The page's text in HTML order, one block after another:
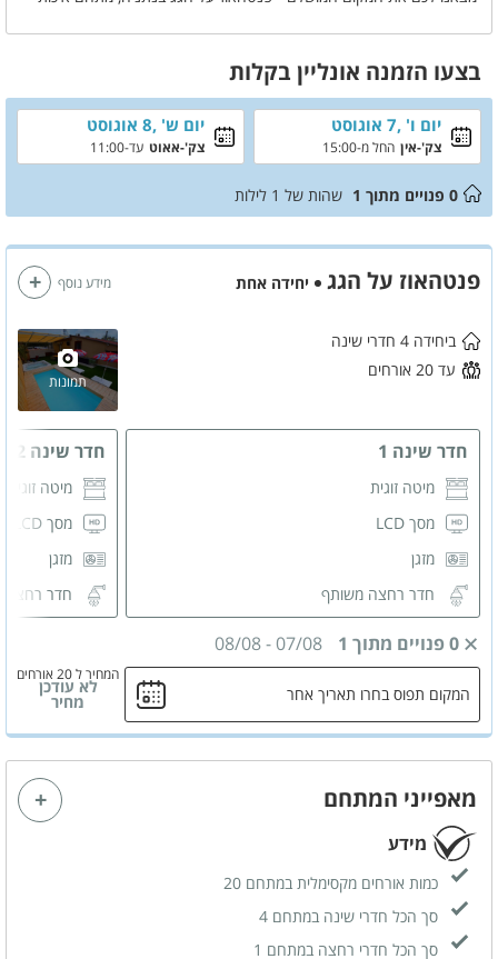
במתחם תוכלו להנות מבריכת שחיה מפנקת, ג'קוזי ספא שישדרג לכם את
החופשה, 4 חדרי שינה מרווחים
ואסתטיים, פינות ישיבה ועוד!
מחכים לארח אותכם בפנטהאוז על הגג!
בצעו הזמנה אונליין בקלות
יום ו' ,7 אוגוסט
צק'-אין החל מ-15:00
יום ש' ,8 אוגוסט
צק'-אאוט עד-11:00
0 פנויים מתוך 1 שהות של 1 לילות
פנטהאוז על הגג יחידה אחת
תמונות
ביחידה 4 חדרי שינה
עד 20 אורחים
חדר שינה 1
מיטה זוגית
מסך LCD
מזגן
חדר רחצה משותף
חדר שינה 2
מיטה זוגית
מסך LCD
מזגן
חדר
מידע נוסף
המחיר ל 20 אורחים
0 פנויים מתוך 1 07/08
-
08/08
לא עודכן
מחיר המקום תפוס בחרו תאריך אחר
מאפייני המתחם
מידע
כמות אורחים מקסימלית במתחם 20
סך הכל חדרי שינה במתחם 4
סך הכל חדרי רחצה במתחם 1